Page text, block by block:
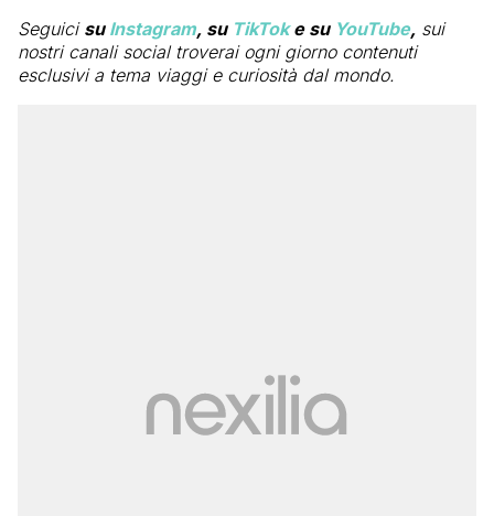
Seguici su Instagram, su TikToke su YouTube, sui
nostri canali social troverai ogni giorno contenuti
esclusivi a tema viaggi e curiosità dal mondo.